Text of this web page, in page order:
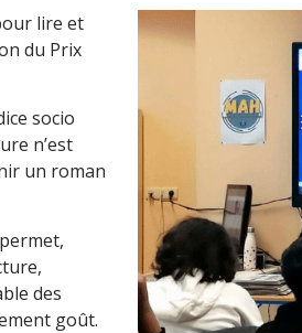
lire et
du Prix
socio
n’est
un roman
des
goût.